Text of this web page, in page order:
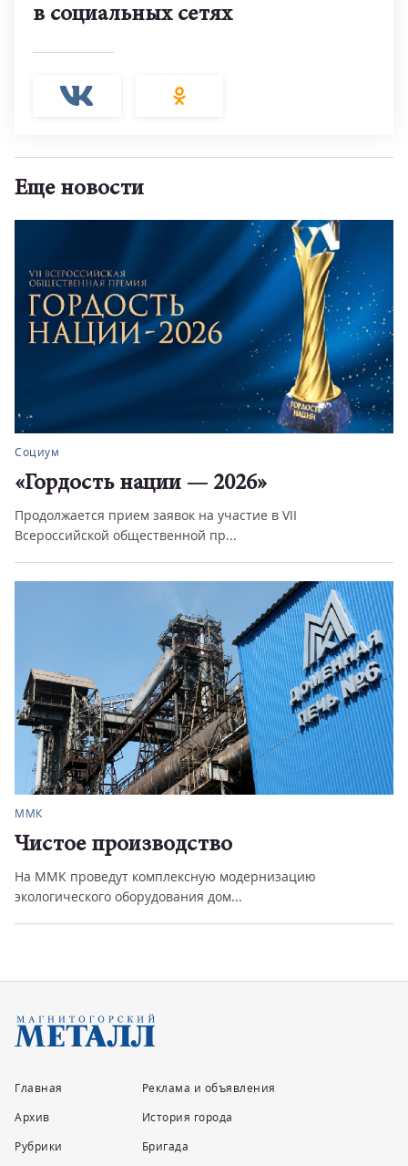
в социальных сетях
Еще новости
Социум
«Гордость нации — 2026»
Продолжается прием заявок на участие в VII
Всероссийской общественной пр...
ММК
Чистое производство
На ММК проведут комплексную модернизацию
экологического оборудования дом...
Главная
Архив
Рубрики
Реклама и объявления
История города
Бригада